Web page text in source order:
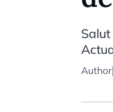
Author|